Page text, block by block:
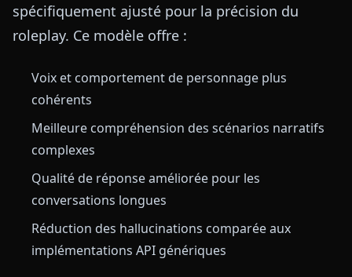
spécifiquement ajusté pour la précision du
roleplay. Ce modèle offre :
Voix et comportement de personnage plus
cohérents
Meilleure compréhension des scénarios narratifs
complexes
Qualité de réponse améliorée pour les
conversations longues
Réduction des hallucinations comparée aux
implémentations API génériques